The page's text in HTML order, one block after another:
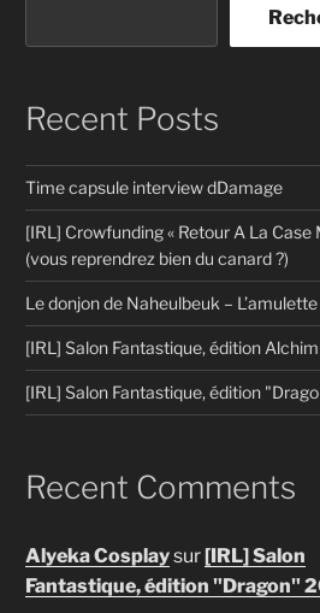
Recent Posts
Time capsule interview dDamage
[IRL] Crowfunding « Retour A La Case
(vous reprendrez bien du canard ?)
Le donjon de Naheulbeuk –
[IRL] Salon Fantastique, édition
[IRL] Salon Fantastique, édition
Recent Comments
Alyeka Cosplaysur [IRL] Salon
Fantastique, édition "Dragon"